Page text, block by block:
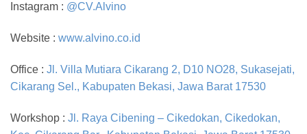
Instagram : @CV.Alvino
Website : www.alvino.co.id
Office : Jl. Villa Mutiara Cikarang 2, D10 NO28, Sukasejati,
Cikarang Sel., Kabupaten Bekasi, Jawa Barat 17530
Workshop : Jl. Raya Cibening – Cikedokan, Cikedokan,